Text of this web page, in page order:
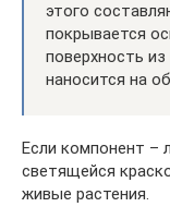
этого
покрывается
поверхность
наносится на
Если компонент –
светящейся
живые растения.